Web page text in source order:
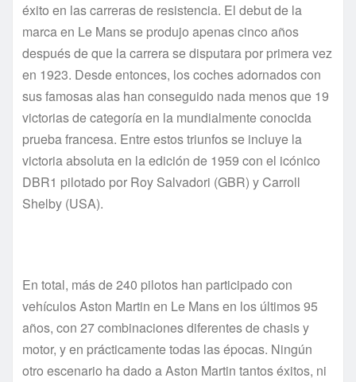
éxito en las carreras de resistencia. El debut de la
marca en Le Mans se produjo apenas cinco años
después de que la carrera se disputara por primera vez
en 1923. Desde entonces, los coches adornados con
sus famosas alas han conseguido nada menos que 19
victorias de categoría en la mundialmente conocida
prueba francesa. Entre estos triunfos se incluye la
victoria absoluta en la edición de 1959 con el icónico
DBR1 pilotado por Roy Salvadori (GBR) y Carroll
Shelby (USA).
En total, más de 240 pilotos han participado con
vehículos Aston Martin en Le Mans en los últimos 95
años, con 27 combinaciones diferentes de chasis y
motor, y en prácticamente todas las épocas. Ningún
otro escenario ha dado a Aston Martin tantos éxitos, ni